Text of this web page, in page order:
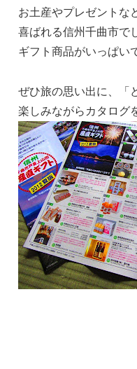
お土産やプレゼントな
喜ばれる信州千曲市で
ギフト商品がいっぱい
ぜひ旅の思い出に、「
楽しみながらカタログ